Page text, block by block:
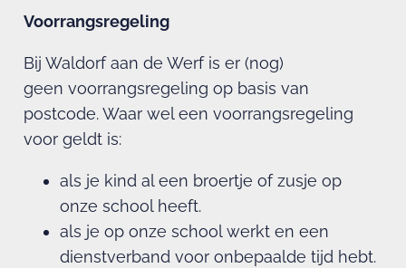
Voorrangsregeling
Bij Waldorf aan de Werf is er (nog)
geen voorrangsregeling op basis van
postcode. Waar wel een voorrangsregeling
voor geldt is:
als je kind al een broertje of zusje op
onze school heeft.
als je op onze school werkt en een
dienstverband voor onbepaalde tijd hebt.